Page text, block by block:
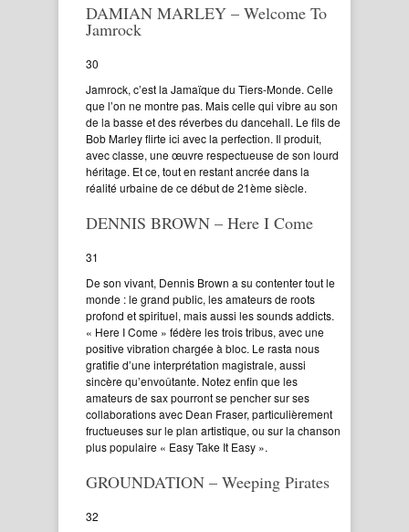
DAMIAN MARLEY – Welcome To
Jamrock
30
Jamrock, c’est la Jamaïque du Tiers-Monde. Celle
que l’on ne montre pas. Mais celle qui vibre au son
de la basse et des réverbes du dancehall. Le fils de
Bob Marley flirte ici avec la perfection. Il produit,
avec classe, une œuvre respectueuse de son lourd
héritage. Et ce, tout en restant ancrée dans la
réalité urbaine de ce début de 21ème siècle.
DENNIS BROWN – Here I Come
31
De son vivant, Dennis Brown a su contenter tout le
monde : le grand public, les amateurs de roots
profond et spirituel, mais aussi les sounds addicts.
« Here I Come » fédère les trois tribus, avec une
positive vibration chargée à bloc. Le rasta nous
gratifie d’une interprétation magistrale, aussi
sincère qu’envoûtante. Notez enfin que les
amateurs de sax pourront se pencher sur ses
collaborations avec Dean Fraser, particulièrement
fructueuses sur le plan artistique, ou sur la chanson
plus populaire « Easy Take It Easy ».
GROUNDATION – Weeping Pirates
32